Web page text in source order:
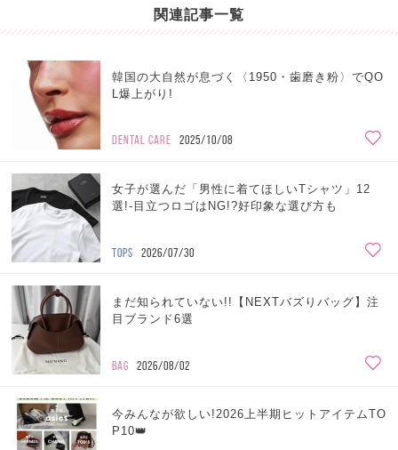
関連記事一覧
韓国の大自然が息づく〈1950・歯磨き粉〉でQO
L爆上がり!
DENTAL CARE 2025/10/08
女子が選んだ「男性に着てほしいTシャツ」12
選!-目立つロゴはNG!?好印象な選び方も
TOPS 2026/07/30
まだ知られていない!!【NEXTバズりバッグ】注
目ブランド6選
BAG 2026/08/02
今みんなが欲しい!2026上半期ヒットアイテムTO
P10👑